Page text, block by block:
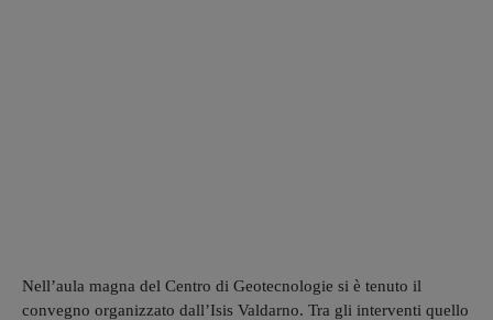
Nell’aula magna del Centro di Geotecnologie si è tenuto il
convegno organizzato dall’Isis Valdarno. Tra gli interventi quello